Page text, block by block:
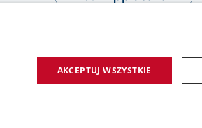
AKCEPTUJ WSZYSTKIE